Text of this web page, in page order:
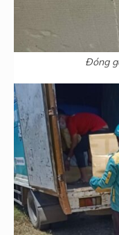
Đóng